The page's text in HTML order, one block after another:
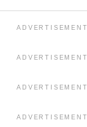
ADVERTISEMENT
ADVERTISEMENT
ADVERTISEMENT
ADVERTISEMENT